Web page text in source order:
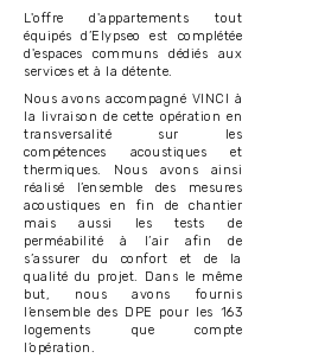
L'offre d'appartements tout
équipés d’Elypseo est complétée
d'espaces communs dédiés aux
services et à la détente.
Nous avons accompagné VINCI à
la livraison de cette opération en
transversalité sur les
compétences acoustiques et
thermiques. Nous avons ainsi
réalisé l’ensemble des mesures
acoustiques en fin de chantier
mais aussi les tests de
perméabilité à l’air afin de
s’assurer du confort et de la
qualité du projet. Dans le même
but, nous avons fournis
l’ensemble des DPE pour les 163
logements que compte
l’opération.